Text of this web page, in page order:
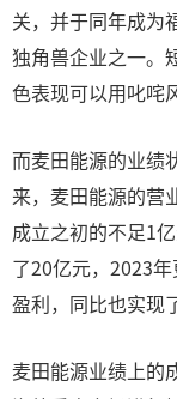
关，并于同年成为
独角兽企业之一。
色表现可以用叱咤
而麦田能源的业绩
来，麦田能源的营
成立之初的不足1
了20亿元，2023
盈利，同比也实现
麦田能源业绩上的